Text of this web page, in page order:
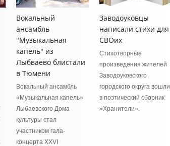
Вокальный
ансамбль
"Музыкальная
капель" из
Лыбваево блистали
в Тюмени
Вокальный ансамбль
«Музыкальная капель»
Лыбаевского Дома
культуры стал
участником гала-
концерта XXVI
Заводоуковцы
написали стихи для
СВОих
Стихотворные
произведения жителей
Заводоуковского
городского округа вошли
в поэтический сборник
«Хранители».